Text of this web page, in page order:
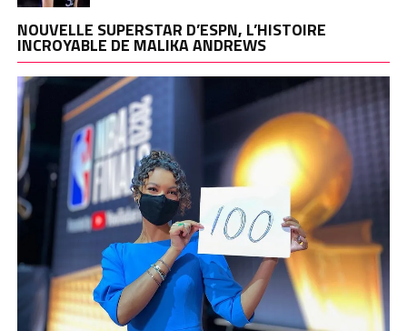
NOUVELLE SUPERSTAR D’ESPN, L’HISTOIRE
INCROYABLE DE MALIKA ANDREWS